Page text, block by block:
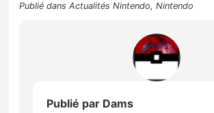
Publié dansActualités Nintendo,Nintendo
Publié par Dams